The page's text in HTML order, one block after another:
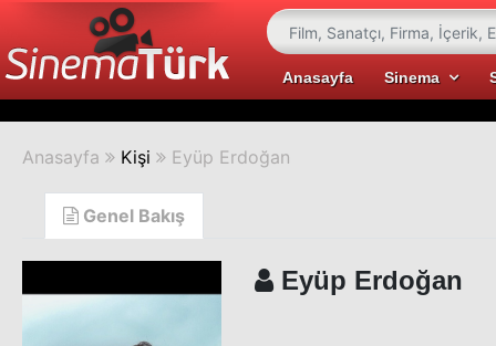
Anasayfa Sinema
Anasayfa Kişi Eyüp Erdoğan
Genel Bakış
Eyüp Erdoğan